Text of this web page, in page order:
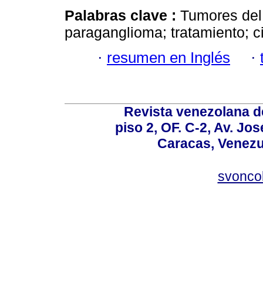
Palabras clave : Tumores
paraganglioma; tratamiento;
· resumen en Inglés ·
Revista venezolana
piso 2, OF. C-2, Av.
Caracas,